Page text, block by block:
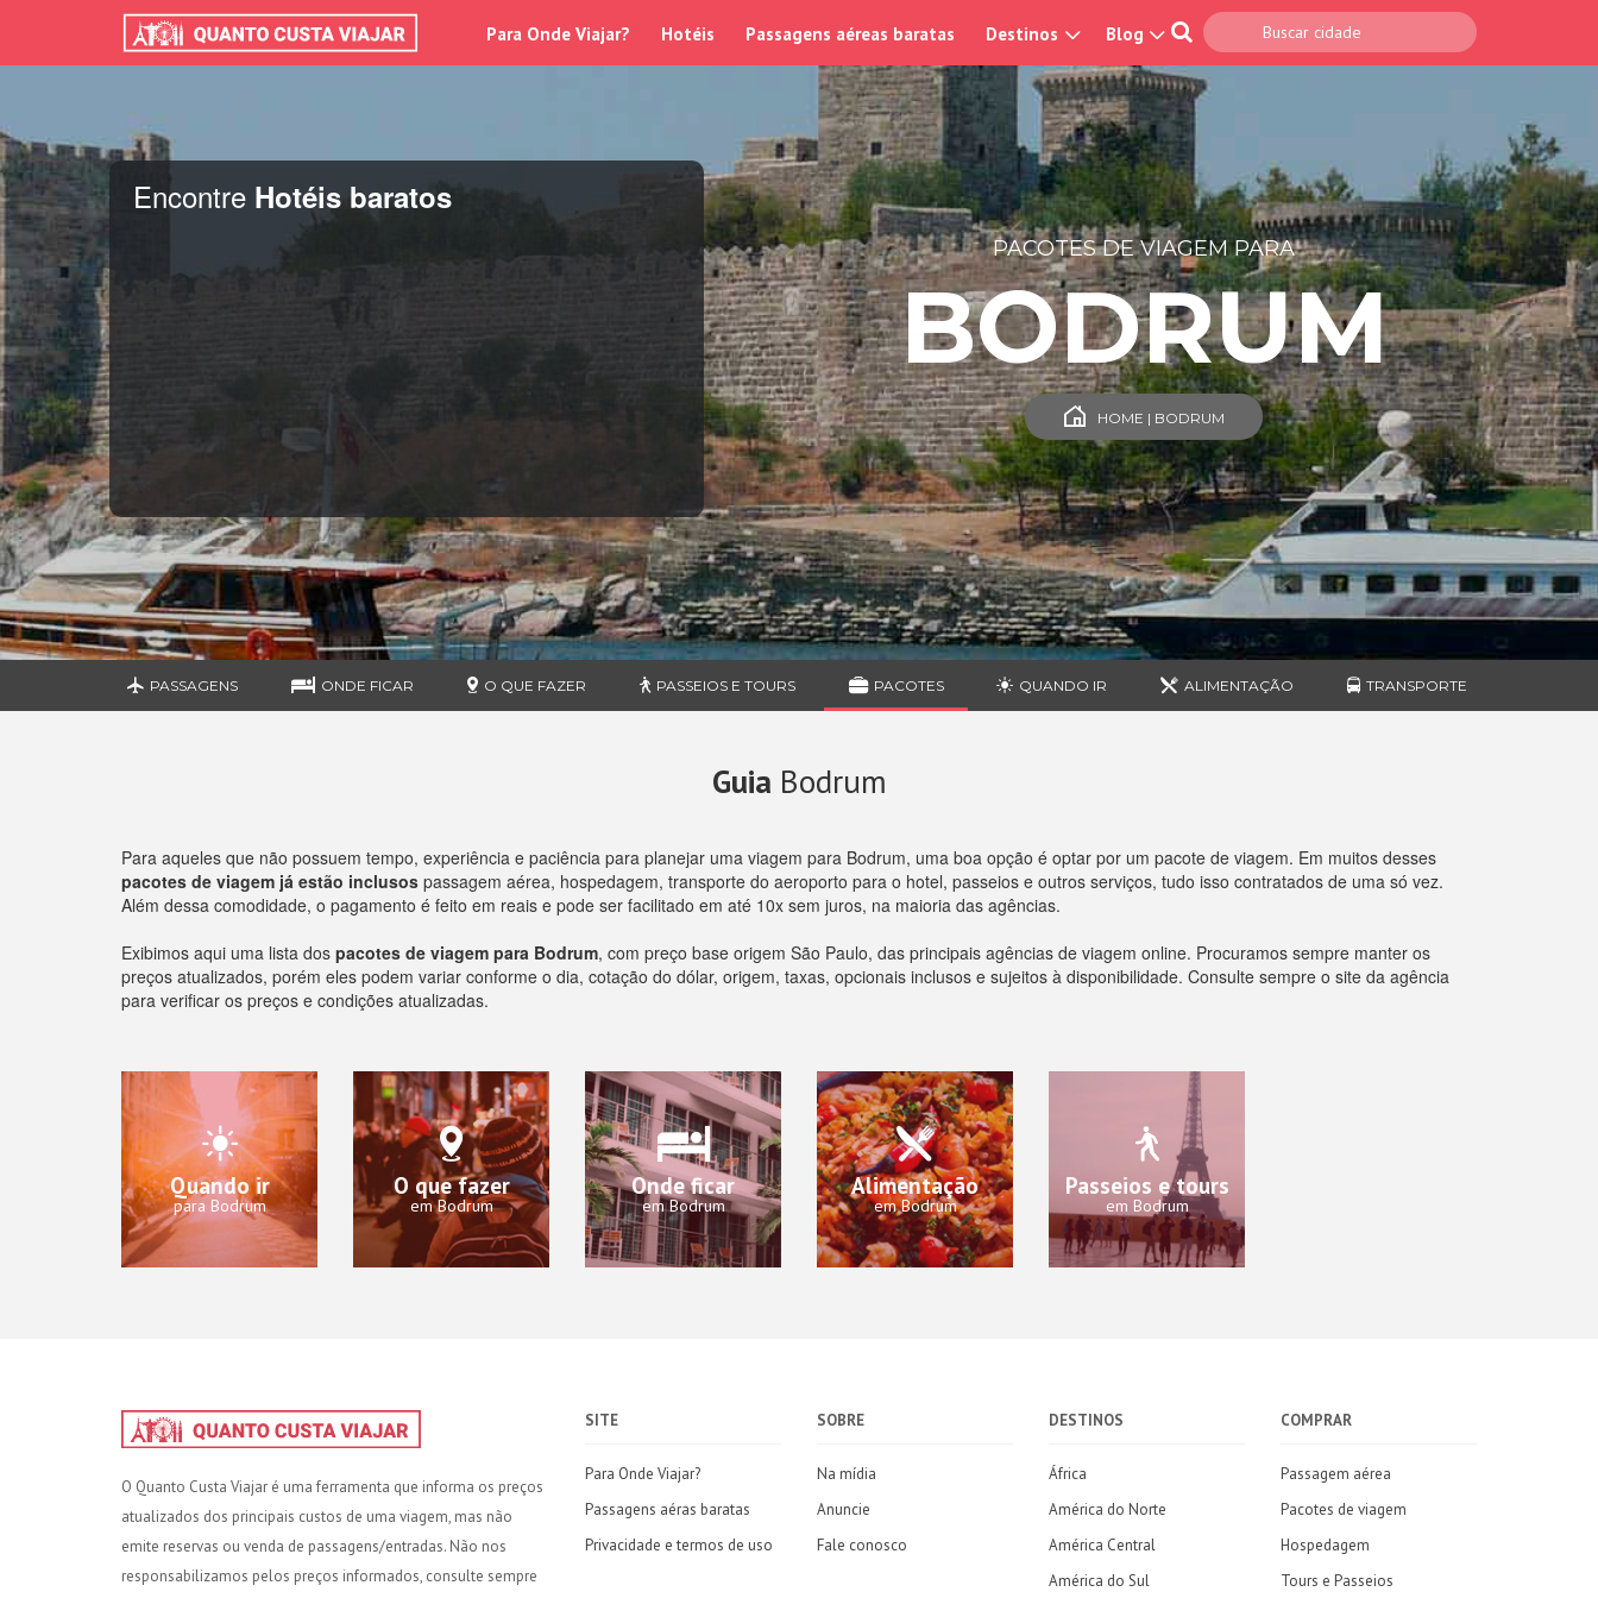
Para Onde Viajar? Hotéis Passagens aéreas baratas Destinos Blog
Encontre Hotéis baratos
PACOTES DE VIAGEM PARA
BODRUM
HOME | BODRUM
PASSAGENS ONDE FICAR O QUE FAZER PASSEIOS E TOURS PACOTES QUANDO IR ALIMENTAÇÃO TRANSPORTE
Guia Bodrum
Para aqueles que não possuem tempo, experiência e paciência para planejar uma viagem para Bodrum, uma boa opção é optar por um pacote de viagem. Em muitos desses
pacotes de viagem já estão inclusos passagem aérea, hospedagem, transporte do aeroporto para o hotel, passeios e outros serviços, tudo isso contratados de uma só vez.
Além dessa comodidade, o pagamento é feito em reais e pode ser facilitado em até 10x sem juros, na maioria das agências.
Exibimos aqui uma lista dos pacotes de viagem para Bodrum, com preço base origem São Paulo, das principais agências de viagem online. Procuramos sempre manter os
preços atualizados, porém eles podem variar conforme o dia, cotação do dólar, origem, taxas, opcionais inclusos e sujeitos à disponibilidade. Consulte sempre o site da agência
para verificar os preços e condições atualizadas.
Quando ir
para Bodrum
O que fazer
em Bodrum
Onde ficar
em Bodrum
Alimentação
em Bodrum
Passeios e tours
em Bodrum
O Quanto Custa Viajar é uma ferramenta que informa os preços
atualizados dos principais custos de uma viagem, mas não
emite reservas ou venda de passagens/entradas. Não nos
responsabilizamos pelos preços informados, consulte sempre
SITE
Para Onde Viajar?
Passagens aéras baratas
Privacidade e termos de uso
SOBRE
Na mídia
Anuncie
Fale conosco
DESTINOS
África
América do Norte
América Central
América do Sul
COMPRAR
Passagem aérea
Pacotes de viagem
Hospedagem
Tours e Passeios